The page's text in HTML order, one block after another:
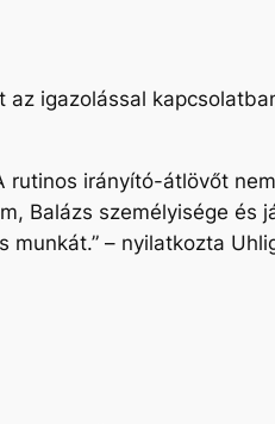
igazolással
rutinos irányító-átlövőt
Balázs személyisége és
munkát.” – nyilatkozta